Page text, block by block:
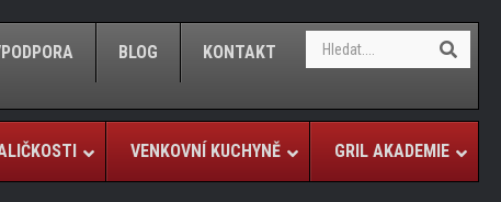
BLOG KONTAKT
r
c
h
e
c
VENKOVNÍ KUCHYNĚ GRIL AKADEMIE